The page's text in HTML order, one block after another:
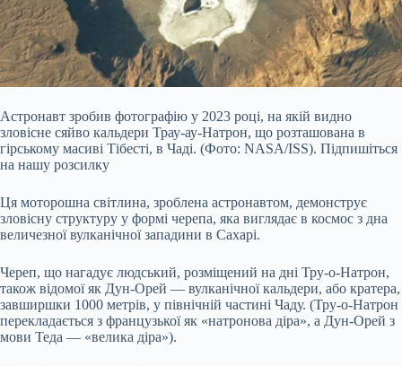
Астронавт зробив фотографію у 2023 році, на якій видно
зловісне сяйво кальдери Трау-ау-Натрон, що розташована в
гірському масиві Тібесті, в Чаді. (Фото: NASA/ISS). Підпишіться
на нашу розсилку
Ця моторошна світлина, зроблена астронавтом, демонструє
зловісну структуру у формі черепа, яка виглядає в космос з дна
величезної вулканічної западини в Сахарі.
Череп, що нагадує людський, розміщений на дні Тру-о-Натрон,
також відомої як Дун-Орей — вулканічної кальдери, або кратера,
завширшки 1000 метрів, у північній частині Чаду. (Тру-о-Натрон
перекладається з французької як «натронова діра», а Дун-Орей з
мови Теда — «велика діра»).